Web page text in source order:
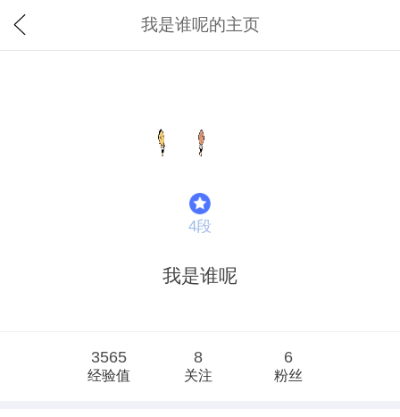
我是谁呢的主页
4段
我是谁呢
3565
经验值
8
关注
6
粉丝